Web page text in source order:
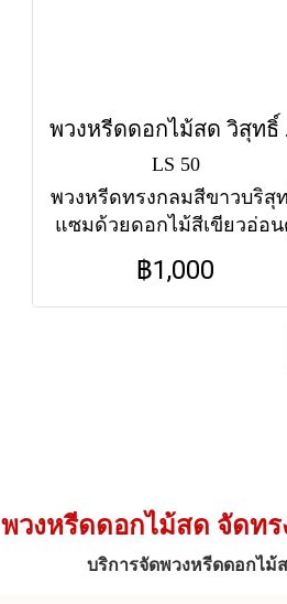
พวง
LS 50
พวงหรีดทรงกลมสีขาวบริสุ
แซมด้วยดอกไม้สีเขียวอ่อ
สบายตา เป็นตัวแทนของ
จิตใจอันบริสุทธิ์ ส่งฟรีทุกวัด
ในกรุงเทพฯ
฿1,000
พวงหรีดดอกไม้สด จัดท
บริการจัดพวงหรีดดอกไม้